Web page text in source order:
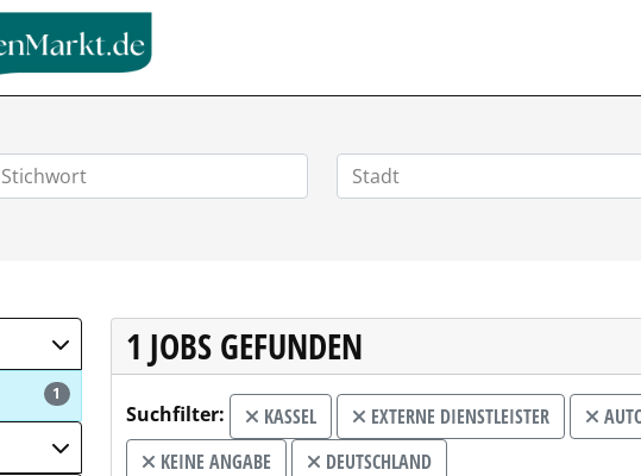
1
1 JOBS GEFUNDEN
Suchfilter: KASSEL EXTERNE DIENSTLEISTER
KEINE ANGABE
DEUTSCHLAND